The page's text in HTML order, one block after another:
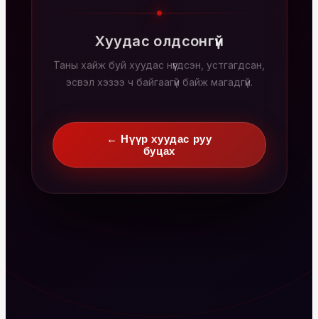
Хуудас олдсонгүй
Таны хайж буй хуудас нүүгдсэн, устгагдсан,
эсвэл хэзээ ч байгаагүй байж магадгүй.
← Нүүр хуудас руу
буцах